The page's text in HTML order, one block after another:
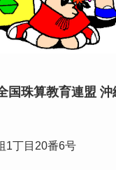
国珠算教育連盟 沖
1丁目20番6号